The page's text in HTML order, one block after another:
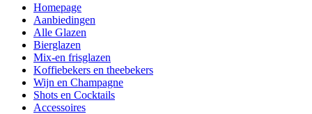
Homepage
Aanbiedingen
Alle Glazen
Bierglazen
Mix-en frisglazen
Koffiebekers en theebekers
Wijn en Champagne
Shots en Cocktails
Accessoires